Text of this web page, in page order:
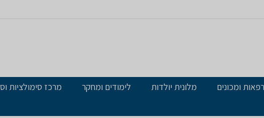
ומכונים מלונית יולדות לימודים ומחקר מרכז סימולציות